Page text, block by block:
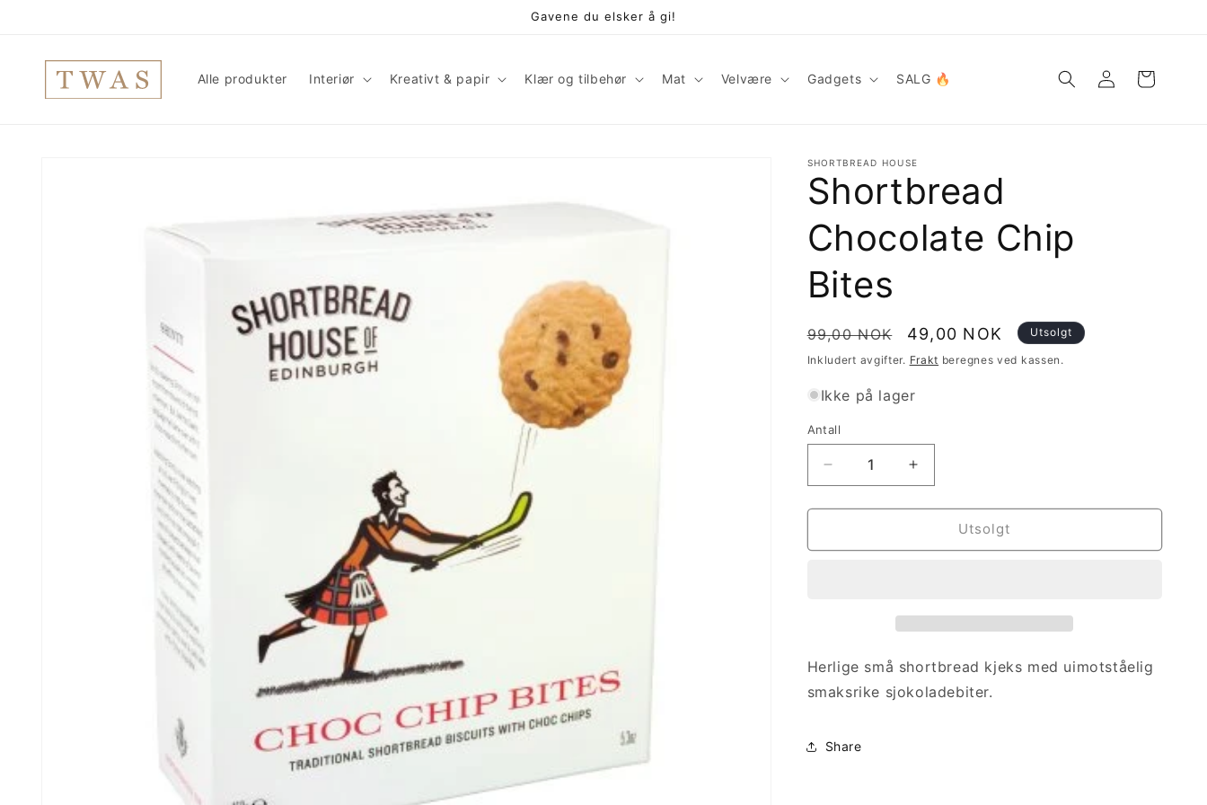
Gavene du elsker å gi!
Alle produkter Interiør Kreativt & papir Klær og tilbehør Mat Velvære Gadgets SALG 🔥
Logg
inn
Handlekurv
SHORTBREAD HOUSE
Shortbread
Chocolate Chip
Bites
Vanlig
pris
99,00 NOK Salgspris
49,00 NOK Utsolgt
Inkludert avgifter. Frakt beregnes ved kassen.
Ikke på lager
Antall
Antall
antallet
for
Chocolate
Øk
antallet
for
Shortbread
Chocolate
Utsolgt
Herlige små shortbread kjeks med uimotståelig
smaksrike sjokoladebiter.
Share